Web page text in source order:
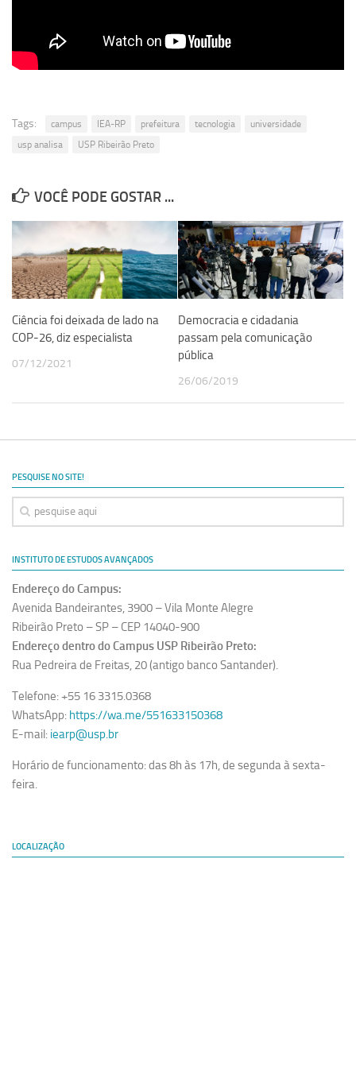
Espaço Cultural
Contato
Tags: campus IEA-RP prefeitura tecnologia
universidade
usp analisa
USP Ribeirão Preto
VOCÊ PODE GOSTAR ...
Ciência foi deixada de lado na
COP-26, diz especialista
07/12/2021
Democracia e cidadania
passam pela comunicação
pública
26/06/2019
PESQUISE NO SITE!
INSTITUTO DE ESTUDOS AVANÇADOS
Endereço do Campus:
Avenida Bandeirantes, 3900 – Vila Monte Alegre
Ribeirão Preto – SP – CEP 14040-900
Endereço dentro do Campus USP Ribeirão Preto:
Rua Pedreira de Freitas, 20 (antigo banco Santander).
Telefone: +55 16 3315.0368
WhatsApp: https://wa.me/551633150368
E-mail: iearp@usp.br
Horário de funcionamento: das 8h às 17h, de segunda à sexta-
feira.
LOCALIZAÇÃO